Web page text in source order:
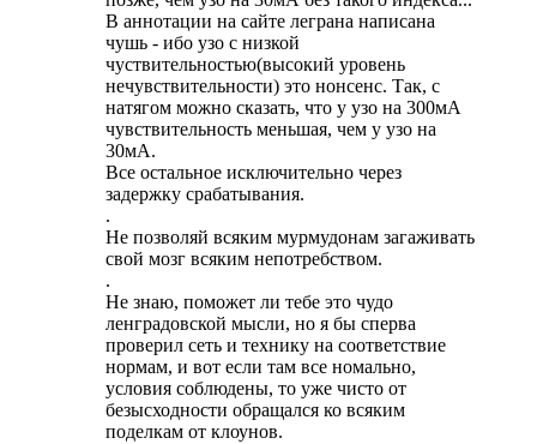
В аннотации на сайте леграна написана
чушь - ибо узо с низкой
чуствительностью(высокий уровень
нечувствительности) это нонсенс. Так, с
натягом можно сказать, что у узо на 300мА
чувствительность меньшая, чем у узо на
30мА.
Все остальное исключительно через
задержку срабатывания.
.
Не позволяй всяким мурмудонам загаживать
свой мозг всяким непотребством.
.
Не знаю, поможет ли тебе это чудо
ленградовской мысли, но я бы сперва
проверил сеть и технику на соответствие
нормам, и вот если там все номально,
условия соблюдены, то уже чисто от
безысходности обращался ко всяким
поделкам от клоунов.